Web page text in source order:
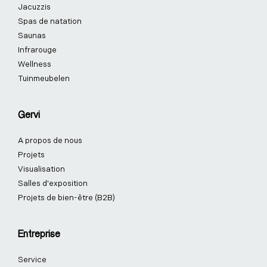
-
f
-
i
Jacuzzis
Spas de natation
Saunas
Infrarouge
Wellness
Tuinmeubelen
Gervi
A propos de nous
Projets
Visualisation
Salles d'exposition
Projets de bien-être (B2B)
Entreprise
Service